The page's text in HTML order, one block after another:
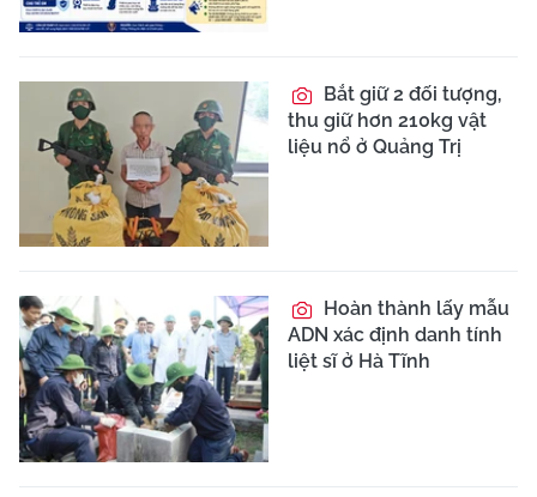
Bắt giữ 2 đối tượng,
thu giữ hơn 210kg vật
liệu nổ ở Quảng Trị
Hoàn thành lấy mẫu
ADN xác định danh tính
liệt sĩ ở Hà Tĩnh